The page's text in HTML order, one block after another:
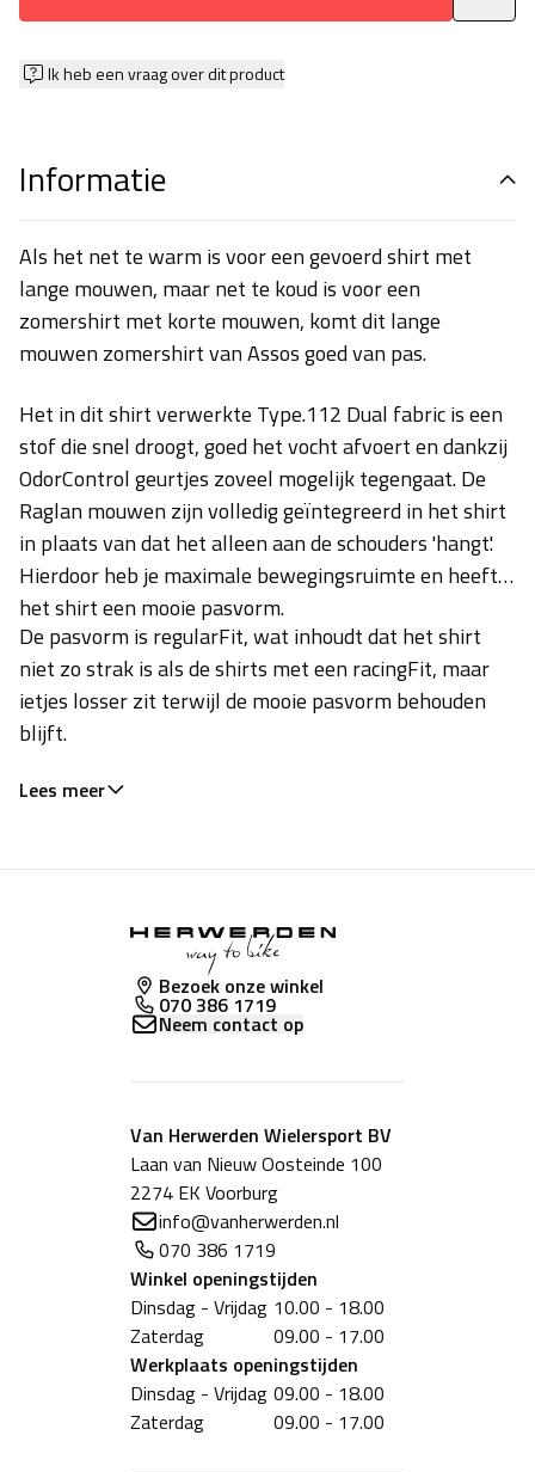
Ik heb een vraag over dit product
Informatie
Als het net te warm is voor een gevoerd shirt met
lange mouwen, maar net te koud is voor een
zomershirt met korte mouwen, komt dit lange
mouwen zomershirt van Assos goed van pas.
Het in dit shirt verwerkte Type.112 Dual fabric is een
stof die snel droogt, goed het vocht afvoert en dankzij
OdorControl geurtjes zoveel mogelijk tegengaat. De
Raglan mouwen zijn volledig geïntegreerd in het shirt
in plaats van dat het alleen aan de schouders 'hangt'.
Hierdoor heb je maximale bewegingsruimte en heeft
het shirt een mooie pasvorm.
De pasvorm is regularFit, wat inhoudt dat het shirt
niet zo strak is als de shirts met een racingFit, maar
ietjes losser zit terwijl de mooie pasvorm behouden
blijft.
Lees meer
Bezoek onze winkel
070 386 1719
Neem contact op
Van Herwerden Wielersport BV
Laan van Nieuw Oosteinde 100
2274 EK Voorburg
info@vanherwerden.nl
070 386 1719
Winkel openingstijden
Dinsdag - Vrijdag 10.00 - 18.00
Zaterdag
09.00 - 17.00
Werkplaats openingstijden
Dinsdag - Vrijdag 09.00 - 18.00
Zaterdag
09.00 - 17.00